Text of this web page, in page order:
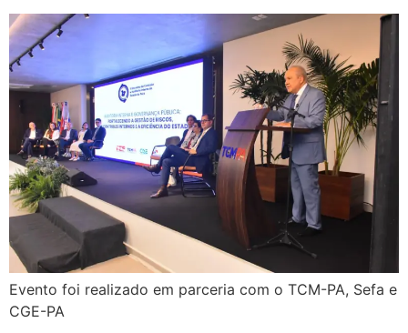
Evento foi realizado em parceria com o TCM-PA, Sefa e
CGE-PA